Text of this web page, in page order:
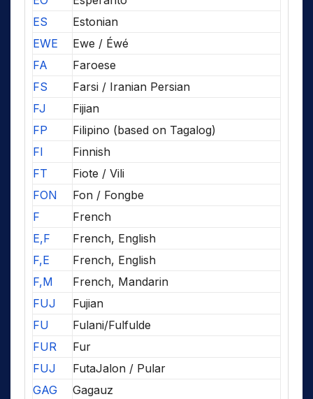
ES
Estonian
EWE
Ewe / Éwé
FA
Faroese
FS
Farsi / Iranian Persian
FJ
Fijian
FP
Filipino (based on Tagalog)
FI
Finnish
FT
Fiote / Vili
FON
Fon / Fongbe
F
French
E,F
French, English
F,E
French, English
F,M
French, Mandarin
FUJ
Fujian
FU
Fulani/Fulfulde
FUR
Fur
FUJ
FutaJalon / Pular
GAG
Gagauz